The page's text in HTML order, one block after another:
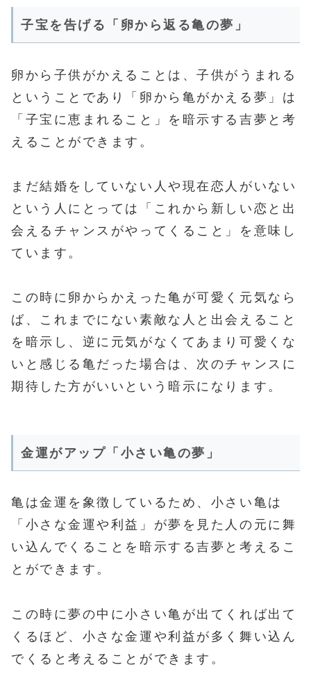
子宝を告げる「卵から返る亀の夢」
卵から子供がかえることは、子供がうまれる
ということであり「卵から亀がかえる夢」は
「子宝に恵まれること」を暗示する吉夢と考
えることができます。
まだ結婚をしていない人や現在恋人がいない
という人にとっては「これから新しい恋と出
会えるチャンスがやってくること」を意味し
ています。
この時に卵からかえった亀が可愛く元気なら
ば、これまでにない素敵な人と出会えること
を暗示し、逆に元気がなくてあまり可愛くな
いと感じる亀だった場合は、次のチャンスに
期待した方がいいという暗示になります。
金運がアップ「小さい亀の夢」
亀は金運を象徴しているため、小さい亀は
「小さな金運や利益」が夢を見た人の元に舞
い込んでくることを暗示する吉夢と考えるこ
とができます。
この時に夢の中に小さい亀が出てくれば出て
くるほど、小さな金運や利益が多く舞い込ん
でくると考えることができます。